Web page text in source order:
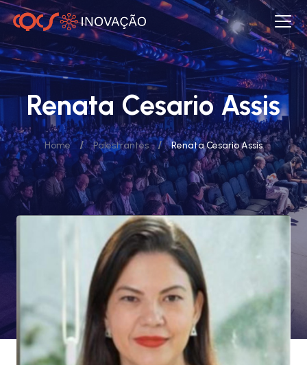
Renata Cesario Assis
Home / Palestrantes / Renata Cesario Assis